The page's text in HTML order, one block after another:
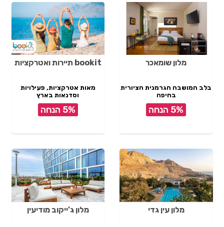
מלון שומאכר
בלב המושבה הגרמנית הציורית
בחיפה
5% הנחה
bookit תיירות ואטרקציות
מאות אטרקציות, פעילויות
וסדנאות בארץ
5% הנחה
מלון עין גדי מלון ג'ייקוב מודיעין